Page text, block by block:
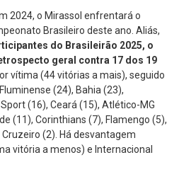
2024, o Mirassol enfrentará o
Brasileiro deste ano. Aliás,
do Brasileirão 2025, o
geral contra 17 dos 19
vítima (44 vitórias a mais), seguido
(24), Bahia (23),
(16), Ceará (15), Atlético-MG
(11), Corinthians (7), Flamengo (5),
(2). Há desvantagem
vitória a menos) e Internacional